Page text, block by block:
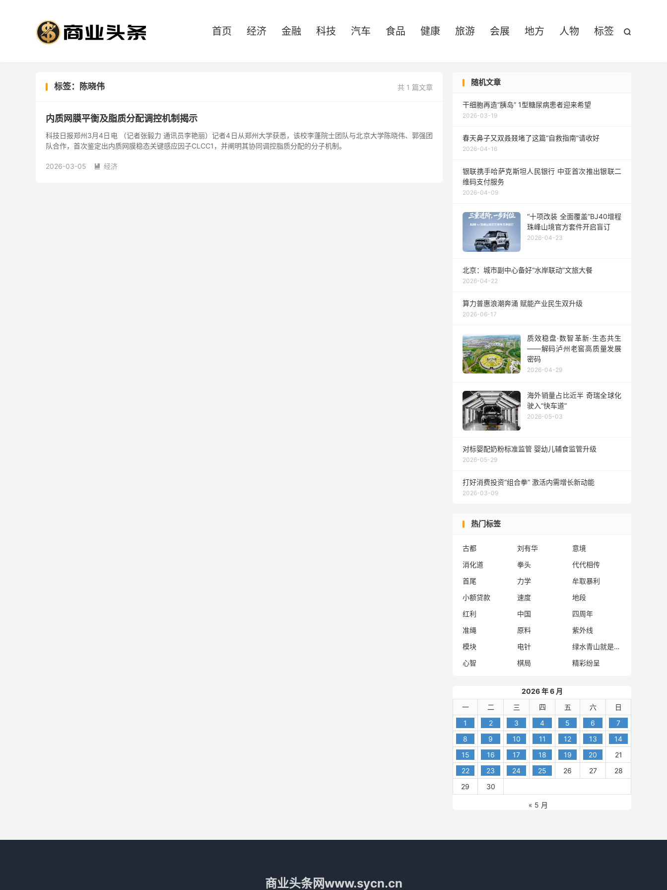

首页 经济 金融 科技 汽车 食品 健康 旅游 会展 地方 人物 标签
共 1 篇文章
标签：陈晓伟
内质网膜平衡及脂质分配调控机制揭示
科技日报郑州3月4日电 （记者张毅力 通讯员李艳丽）记者4日从郑州大学获悉，该校李蓬院士团队与北京大学陈晓伟、郭强团
队合作，首次鉴定出内质网膜稳态关键感应因子CLCC1，并阐明其协同调控脂质分配的分子机制。
2026-03-05  经济
随机文章
干细胞再造“胰岛” 1型糖尿病患者迎来希望
2026-03-19
春天鼻子又双叒叕堵了这篇“自救指南”请收好
2026-04-16
银联携手哈萨克斯坦人民银行 中亚首次推出银联二
维码支付服务
2026-04-09
“十项改装 全面覆盖”BJ40增程
珠峰山境官方套件开启盲订
2026-04-23
北京：城市副中心备好“水岸联动”文旅大餐
2026-04-22
算力普惠浪潮奔涌 赋能产业民生双升级
2026-06-17
质效稳盘·数智革新·生态共生
——解码泸州老窖高质量发展
密码
2026-04-29
海外销量占比近半 奇瑞全球化
驶入“快车道”
2026-05-03
对标婴配奶粉标准监管 婴幼儿辅食监管升级
2026-05-29
打好消费投资“组合拳” 激活内需增长新动能
2026-03-09
热门标签
古都 刘有华
意境
消化道
拳头
代代相传
首尾
力学
牟取暴利
小额贷款
速度
地段
红利
中国
四周年
准绳
原料
紫外线
模块
电针
绿水青山就是金山银山
心智
棋局 精彩纷呈
2026 年 6 月
一
二 三 四 五 六
日
1
2 3 4 5 6
7
8
9 10 11 12 13
14
15
16 17 18 19 20
21
22
23 24 25 26 27
28
29
30
« 5 月
商业头条网www.sycn.cn